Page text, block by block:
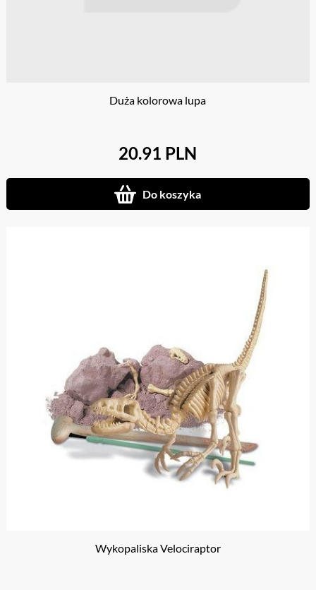
Duża kolorowa lupa
20.91 PLN
Do koszyka
Wykopaliska Velociraptor